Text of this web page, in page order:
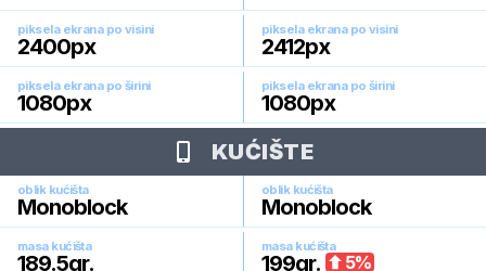
piksela ekrana po visini
2400px
piksela ekrana po visini
2412px
piksela ekrana po širini
1080px
piksela ekrana po širini
1080px
KUĆIŠTE
oblik kućišta
Monoblock
oblik kućišta
Monoblock
masa kućišta
189.5gr.
masa kućišta
199gr. 5%